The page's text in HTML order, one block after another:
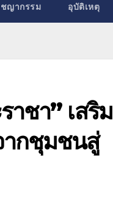
ชญากรรม อุบัติเหตุ
ชา” เสริม
ากชุมชนสู่